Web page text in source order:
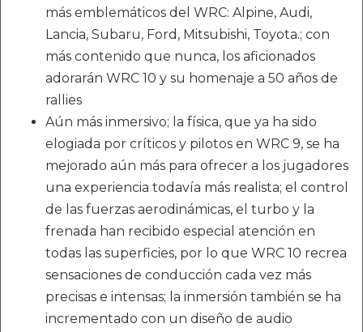
más emblemáticos del WRC: Alpine, Audi,
Lancia, Subaru, Ford, Mitsubishi, Toyota.; con
más contenido que nunca, los aficionados
adorarán WRC 10 y su homenaje a 50 años de
rallies
Aún más inmersivo; la física, que ya ha sido
elogiada por críticos y pilotos en WRC 9, se ha
mejorado aún más para ofrecer a los jugadores
una experiencia todavía más realista; el control
de las fuerzas aerodinámicas, el turbo y la
frenada han recibido especial atención en
todas las superficies, por lo que WRC 10 recrea
sensaciones de conducción cada vez más
precisas e intensas; la inmersión también se ha
incrementado con un diseño de audio